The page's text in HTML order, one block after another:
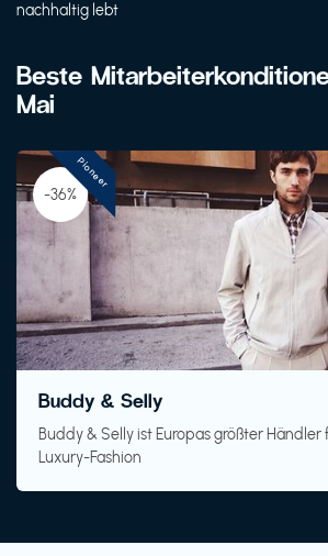
nachhaltig lebt
Beste
Mai
-36%
Buddy & Selly
Buddy & Selly ist Europas größter Händler
Luxury-Fashion
Pioneer